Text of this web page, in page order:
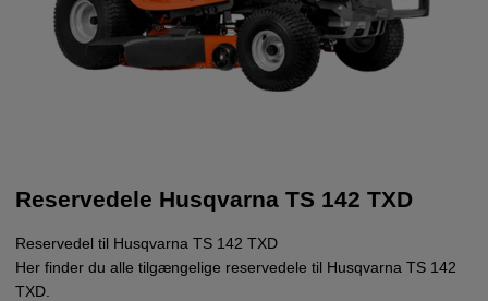
Reservedele Husqvarna TS 142 TXD
Reservedel til Husqvarna TS 142 TXD
Her finder du alle tilgængelige reservedele til Husqvarna TS 142
TXD.